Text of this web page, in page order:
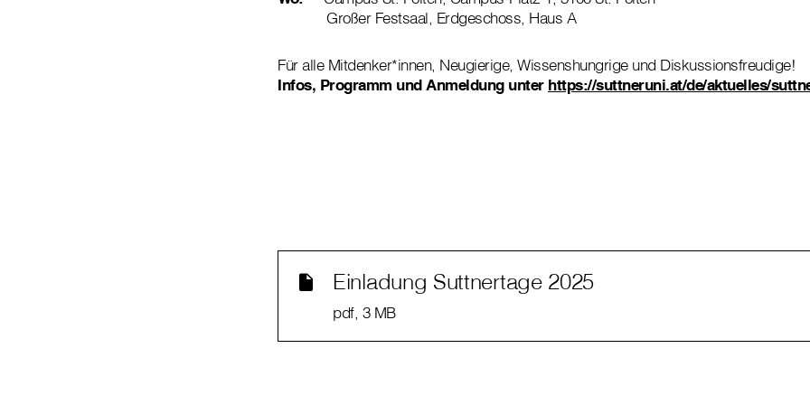
Großer Festsaal, Erdgeschoss, Haus A
Für alle Mitdenker*innen, Neugierige, Wissenshungrige und Diskussionsfreudige!
Infos, Programm und Anmeldung unter https://suttneruni.at/de/aktuelles/
Einladung Suttnertage 2025
pdf, 3 MB